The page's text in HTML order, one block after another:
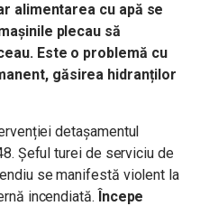
alimentarea cu apă se
plecau să
Este o problemă cu
găsirea hidranților
detașamentul
Șeful turei de serviciu de
se manifestă violent la
incendiată. Începe